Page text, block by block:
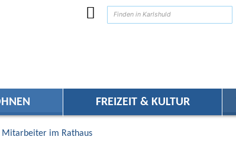
FREIZEIT & KULTUR
Mitarbeiter im Rathaus